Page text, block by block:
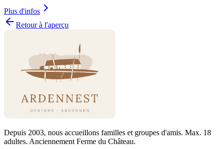
Plus d'infos
Retour à l'aperçu
Depuis 2003, nous accueillons familles et groupes d'amis. Max. 18
adultes. Anciennement Ferme du Château.